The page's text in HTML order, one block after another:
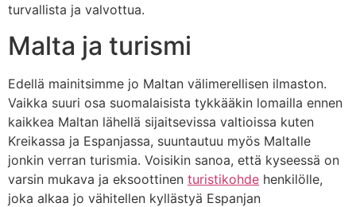
turvallista ja valvottua.
Malta ja turismi
Edellä mainitsimme jo Maltan välimerellisen ilmaston.
Vaikka suuri osa suomalaisista tykkääkin lomailla ennen
kaikkea Maltan lähellä sijaitsevissa valtioissa kuten
Kreikassa ja Espanjassa, suuntautuu myös Maltalle
jonkin verran turismia. Voisikin sanoa, että kyseessä on
varsin mukava ja eksoottinen turistikohde henkilölle,
joka alkaa jo vähitellen kyllästyä Espanjan